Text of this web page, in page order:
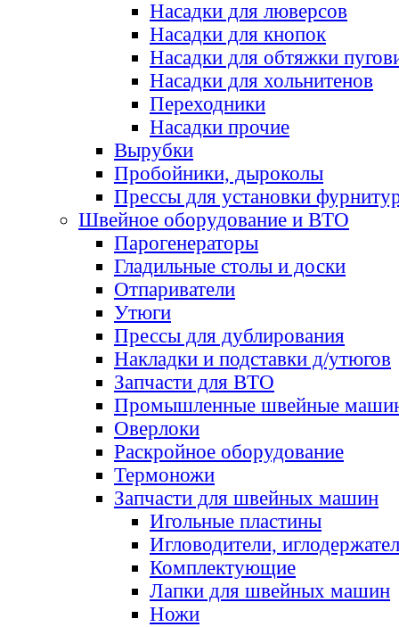
Насадки для люверсов
Насадки для кнопок
Насадки для обтяжки
Насадки для хольнитенов
Переходники
Насадки прочие
Вырубки
Пробойники, дыроколы
Прессы для установки
Швейное оборудование и ВТО
Парогенераторы
Гладильные столы и доски
Отпариватели
Утюги
Прессы для дублирования
Накладки и подставки д/утюгов
Запчасти для ВТО
Промышленные швейные
Оверлоки
Раскройное оборудование
Термоножи
Запчасти для швейных машин
Игольные пластины
Игловодители,
Комплектующие
Лапки для швейных машин
Ножи